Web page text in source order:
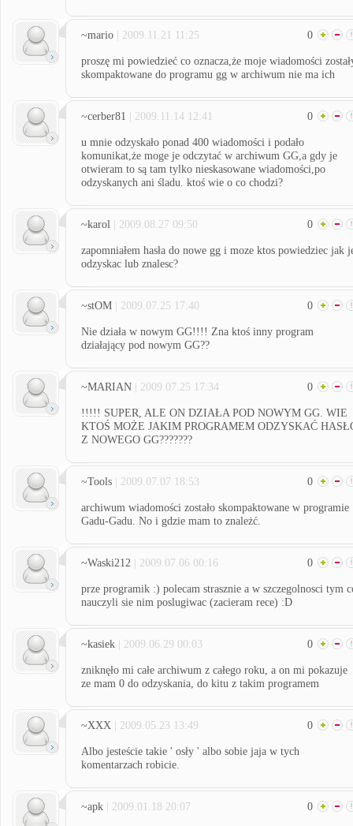
~mario | 2009.11.21 11:25 0
proszę mi powiedzieć co oznacza,że moje wiadomości
skompaktowane do programu gg w archiwum nie ma ich
~cerber81 | 2009.11.14 12:41 0
u mnie odzyskało ponad 400 wiadomości i podało
komunikat,że moge je odczytać w archiwum GG,a gdy je
otwieram to są tam tylko nieskasowane wiadomości,po
odzyskanych ani śladu. ktoś wie o co chodzi?
~karol | 2009.08.27 09:50 0
zapomniałem hasła do nowe gg i moze ktos powiedziec jak
odzyskac lub znalesc?
~stOM | 2009.07.25 17:40 0
Nie działa w nowym GG!!!! Zna ktoś inny program
działający pod nowym GG??
~MARIAN | 2009.07.25 17:34 0
!!!!! SUPER, ALE ON DZIAŁA POD NOWYM GG. WIE
KTOŚ MOŻE JAKIM PROGRAMEM ODZYSKAĆ
Z NOWEGO GG???????
~Tools | 2009.07.07 18:53 0
archiwum wiadomości zostało skompaktowane w programie
Gadu-Gadu. No i gdzie mam to znależć.
~Waski212 | 2009.07.06 00:16 0
prze programik :) polecam strasznie a w szczegolnosci tym
nauczyli sie nim poslugiwac (zacieram rece) :D
~kasiek | 2009.06.29 00:03 0
zniknęło mi całe archiwum z całego roku, a on mi pokazuje
ze mam 0 do odzyskania, do kitu z takim programem
~XXX | 2009.05.23 13:49 0
Albo jesteście takie ' osły ' albo sobie jaja w tych
komentarzach robicie.
~apk | 2009.01.18 20:07 0